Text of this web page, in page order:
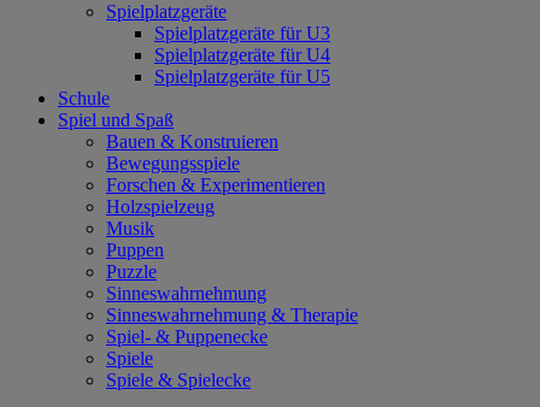
Spielplatzgeräte
Spielplatzgeräte für U3
Spielplatzgeräte für U4
Spielplatzgeräte für U5
Schule
Spiel und Spaß
Bauen & Konstruieren
Bewegungsspiele
Forschen & Experimentieren
Holzspielzeug
Musik
Puppen
Puzzle
Sinneswahrnehmung
Sinneswahrnehmung & Therapie
Spiel- & Puppenecke
Spiele
Spiele & Spielecke